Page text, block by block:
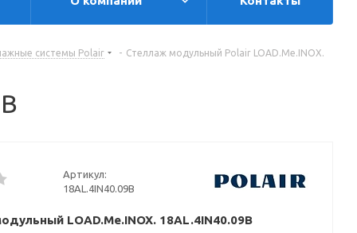
системы Polair - Стеллаж модульный Polair LOAD.Me.INOX.
Артикул:
18AL.4IN40.09B
LOAD.Me.INOX. 18AL.4IN40.09B